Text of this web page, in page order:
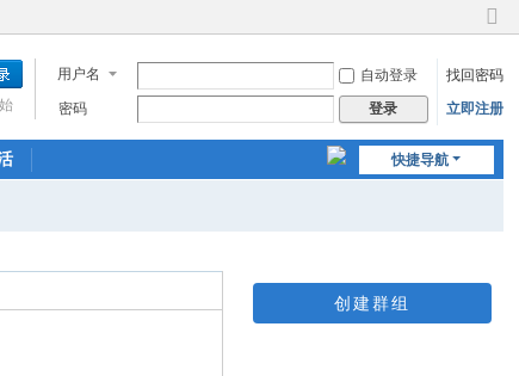
切
到
窄
用户名 自动登录
找回密码
密码
登录 立即注册
快捷导航
创建群组